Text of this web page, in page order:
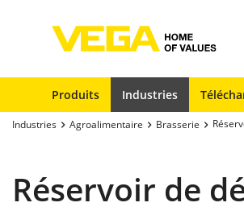
Produits Industries
Industries Agroalimentaire Brasserie
Réservoir de